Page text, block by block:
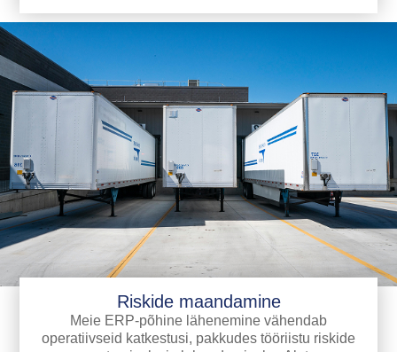
Riskide maandamine
Meie ERP-põhine lähenemine vähendab
operatiivseid katkestusi, pakkudes tööriistu riskide